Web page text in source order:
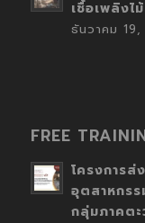
เชื้อเพลิงไ
ธันวาคม
FREE
โครงการส่
อุตสาหกรร
กลุ่มภาคต